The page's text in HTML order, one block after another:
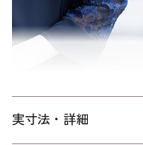
袖のドレス。ワードロー
パターンは｢少しゆった
ウエストを中心にゆとり
実寸法・詳細